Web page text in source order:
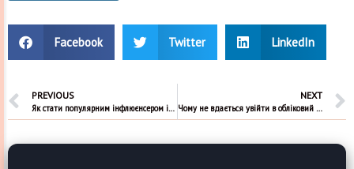
Facebook Twitter LinkedIn
PREVIOUS
Як стати популярним інфлюєнсером інстаграм
NEXT
Чому не вдається увійти в обліковий запис Тік Ток